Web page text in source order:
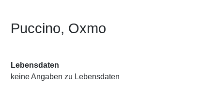
Puccino, Oxmo
Lebensdaten
keine Angaben zu Lebensdaten